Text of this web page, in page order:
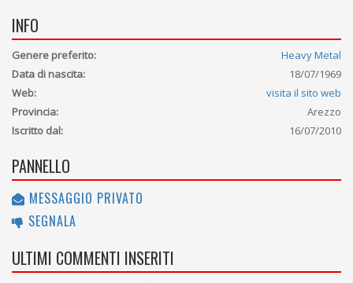
INFO
Genere preferito:
Heavy Metal
Data di nascita:
18/07/1969
Web:
visita il sito web
Provincia:
Arezzo
Iscritto dal:
16/07/2010
PANNELLO
MESSAGGIO PRIVATO
SEGNALA
ULTIMI COMMENTI INSERITI